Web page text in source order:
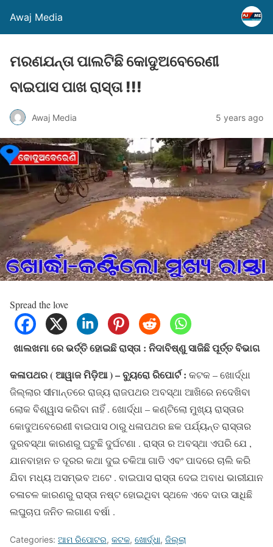
Awaj Media
ମରଣଯନ୍ତା ପାଲଟିଛି କୋଦୁଅବେରେଣୀ
ବାଇପାସ ପାଖ ରାସ୍ତା !!!
Awaj Media 5 years ago
Spread the love
ଖାଲଖମା ରେ ଭର୍ତ୍ତି ହୋଇଛି ରାସ୍ତା : ନିଦାବିଷ୍ଣୁ ସାଜିଛି ପୂର୍ତ୍ତ ବିଭାଗ
କଳାପଥର ( ଆୱାଜ ମିଡ଼ିଆ ) – ବ୍ୟୁରୋ ରିପୋର୍ଟ : କଟକ – ଖୋର୍ଦ୍ଧା
ଜିଲ୍ଲାର ସୀମାନ୍ତରେ ରାଜ୍ୟ ରାଜପଥର ଅବସ୍ଥା ଆଖିରେ ନଦେଖିବା
ଲୋକ ବିଶ୍ୱାସ କରିବା ନାହିଁ . ଖୋର୍ଦ୍ଧା – କଣ୍ଟିଲୋ ମୁଖ୍ୟ ରାସ୍ତାର
କୋଦୁଅବେରେଣୀ ବାଇପାସ ଠାରୁ ଧଳାପଥର ଛକ ପର୍ଯ୍ୟନ୍ତ ରାସ୍ତାର
ଦୁରବସ୍ଥା କାରଣରୁ ଘଟୁଛି ଦୁର୍ଘଟଣା . ରାସ୍ତା ର ଅବସ୍ଥା ଏପରି ଯେ ,
ଯାନବାହାନ ତ ଦୂରର କଥା ଦୁଇ ଚକିଆ ଗାଡି ଏବଂ ପାଦରେ ଚାଲି କରି
ଯିବା ମଧ୍ୟ ଅସମ୍ଭବ ଅଟେ . ବାଇପାସ ରାସ୍ତା ଦେଇ ଅବାଧ ଭାରୀଯାନ
ଚଳାଚଳ କାରଣରୁ ରାସ୍ତା ନଷ୍ଟ ହୋଇଥିବା ସ୍ଥଳେ ଏବେ ଦାଉ ସାଧିଛି
ଲଘୁଚାପ ଜନିତ ଲଗାଣ ବର୍ଷା .
Categories: ଆମ ରିପୋଟର, କଟକ, ଖୋର୍ଦ୍ଧା, ଜିଲ୍ଲା